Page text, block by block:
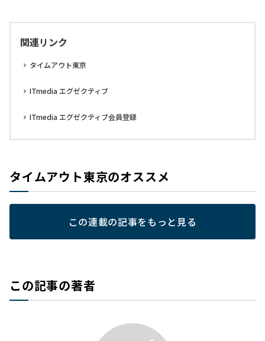
関連リンク
タイムアウト東京
ITmedia エグゼクティブ
ITmedia エグゼクティブ会員登録
タイムアウト東京のオススメ
この連載の記事をもっと見る
この記事の著者